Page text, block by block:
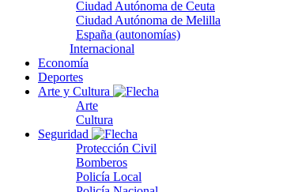
Ciudad Autónoma de Ceuta
Ciudad Autónoma de Melilla
España (autonomías)
Internacional
Economía
Deportes
Arte y Cultura
Arte
Cultura
Seguridad
Protección Civil
Bomberos
Policía Local